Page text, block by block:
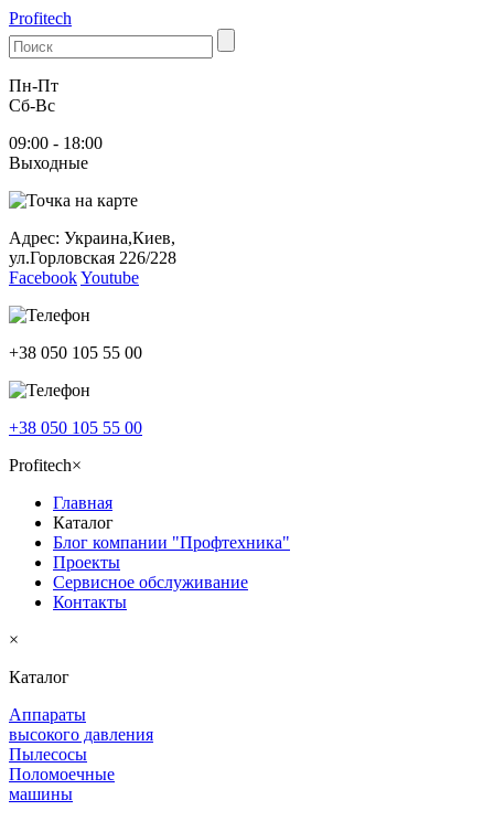
Profitech
Пн-Пт
Cб-Вс
09:00 - 18:00
Выходные
Адрес: Украина,Киев,
ул.Горловская 226/228
FacebookYoutube
+38 050 105 55 00
+38 050 105 55 00
Profitech×
Главная
Каталог
Блог компании "Профтехника"
Проекты
Сервисное обслуживание
Контакты
×
Каталог
Аппараты
высокого давления
Пылесосы
Поломоечные
машины